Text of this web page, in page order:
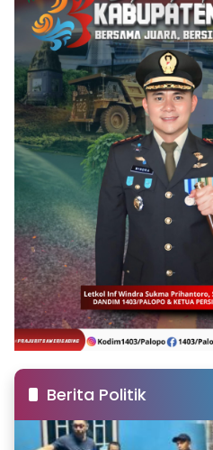
Berita Politik